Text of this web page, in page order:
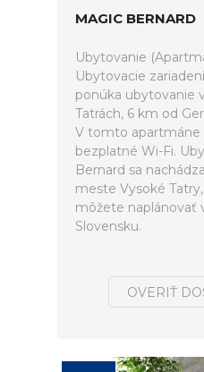
MAGIC BERNARD
Ubytovanie
Ubytovacie
ponúka ubytovanie
Tatrách, 6 km od
V tomto apartmáne
bezplatné Wi-Fi.
Bernard sa
meste Vysoké
môžete naplánovať
Slovensku.
OVERIŤ